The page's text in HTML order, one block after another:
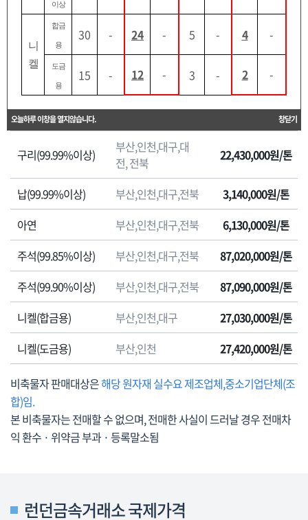
원
자
재
매
가
격
표
로
품
명,
매
지
방
청,
판
매
가
격
(부
함),
품명
판매가격(부가세
포함)
알루미늄(서구산)
부산,인천,대구,대
전, 전북
5,690,000원/톤
알루미늄(비서구산) 5,580,000원/톤
구리(99.99%이상)
부산,인천,대구,대
전, 전북
22,430,000원/톤
납(99.99%이상) 부산,인천,대구,전북
3,140,000원/톤
아연
부산,인천,대구,전북
6,130,000원/톤
주석(99.85%이상)
부산,인천,대구,전북
87,020,000원/톤
주석(99.90%이상)
부산,인천,대구,전북
87,090,000원/톤
니켈(합금용)
부산,인천,대구
27,030,000원/톤
니켈(도금용)
부산,인천 27,420,000원/톤
비축물자 판매대상은해당 원자재 실수요 제조업체,중소기업단체(조
합)임.
본 비축물자는 전매할 수 없으며, 전매한 사실이 드러날 경우 전매차
익 환수 · 위약금 부과 · 등록말소됨
런던금속거래소 국제가격
이상
니
켈
합금
용
30 - 24 - 5 - 4 -
도금
용
15 - 12 - 3 - 2 -
오늘하루 이창을 열지않습니다. 창닫기